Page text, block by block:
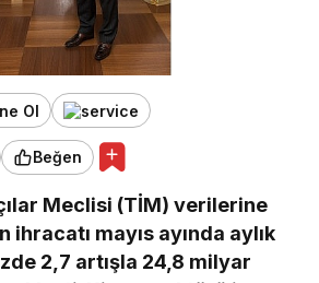
Ol
Beğen
Meclisi (TİM) verilerine
ihracatı mayıs ayında aylık
2,7 artışla 24,8 milyar